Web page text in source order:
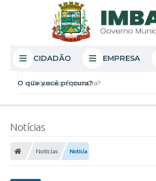
O que você procura?
CIDADÃO EMPRESA
Notícias
Notícias Notícia